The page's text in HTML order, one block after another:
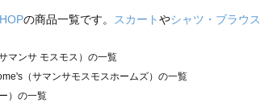
の商品一覧です。 スカートやシャツ・ブラウス
マンサ モスモス）の一覧
（サマンサモスモスホームズ）の一覧
）の一覧